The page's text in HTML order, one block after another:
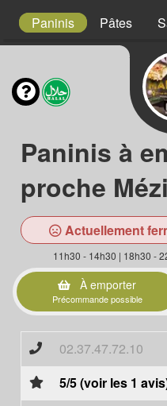
Paninis Pâtes
Paninis à
proche
Actuellement
11h30 - 14h30 | 18h30 -
À emporter
Précommande possible
02.37.47.72.10
5/5 (voir les 1